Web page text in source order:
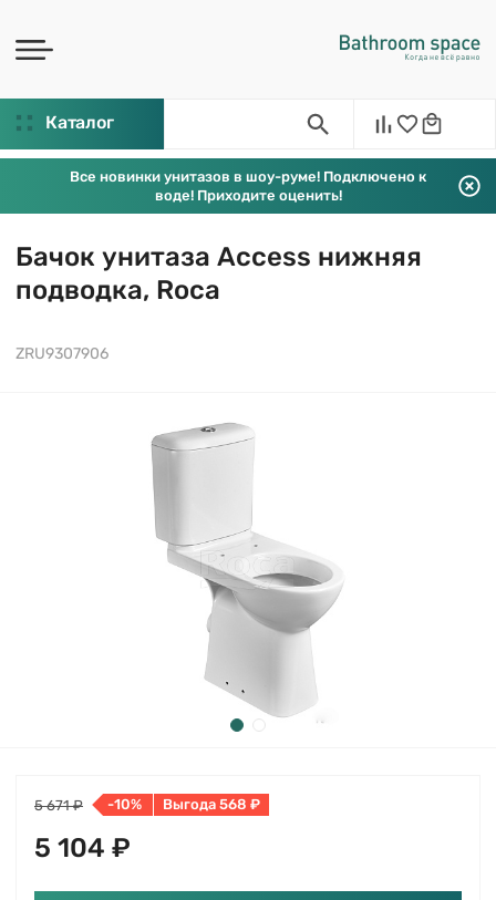
Каталог
Все новинки унитазов в шоу-руме! Подключено к
воде! Приходите оценить!
Бачок унитаза Access нижняя
подводка, Roca
ZRU9307906
5 671 ₽ -10% Выгода 568 ₽
5 104 ₽